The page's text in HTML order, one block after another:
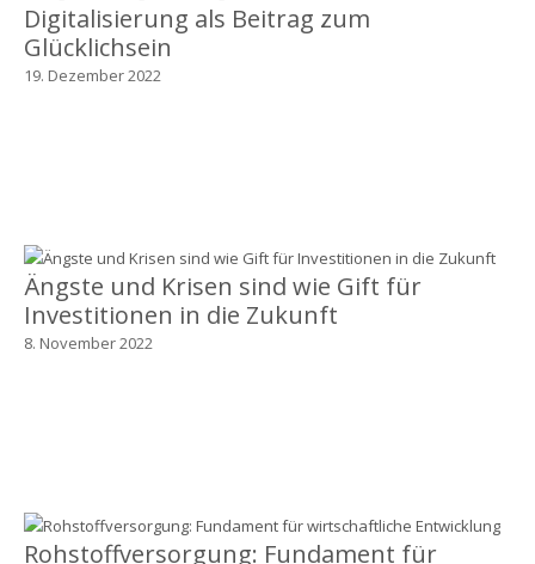
Digitalisierung als Beitrag zum
Glücklichsein
19. Dezember 2022
Ängste und Krisen sind wie Gift für
Investitionen in die Zukunft
8. November 2022
Rohstoffversorgung: Fundament für